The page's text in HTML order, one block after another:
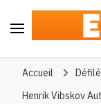
Accueil
Henrik Vibskov